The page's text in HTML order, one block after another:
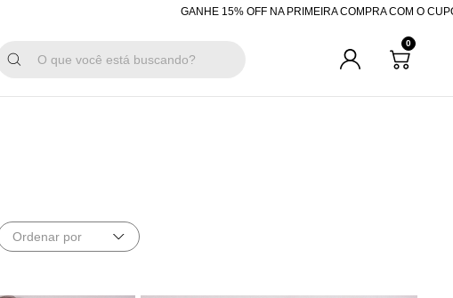
GANHE 15% OFF NA PRIMEIRA COMPRA COM O CUPOM "BEMVINDA" R$200 OFF
0
Ordenar por